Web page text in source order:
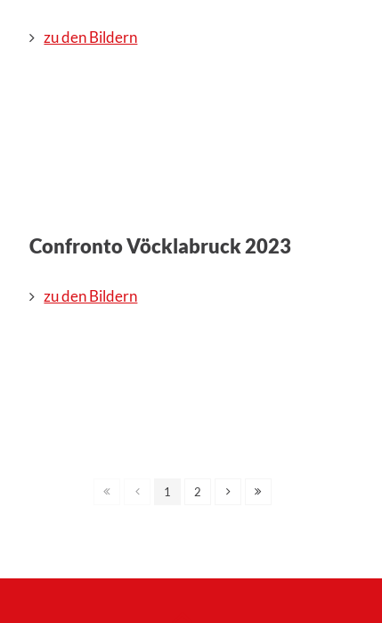
zu den Bildern
Confronto Vöcklabruck 2023
zu den Bildern
1 2